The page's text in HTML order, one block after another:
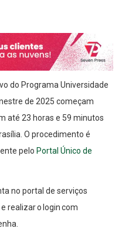
do Programa Universidade
de 2025 começam
até 23 horas e 59 minutos
O procedimento é
pelo Portal Único de
no portal de serviços
realizar o login com